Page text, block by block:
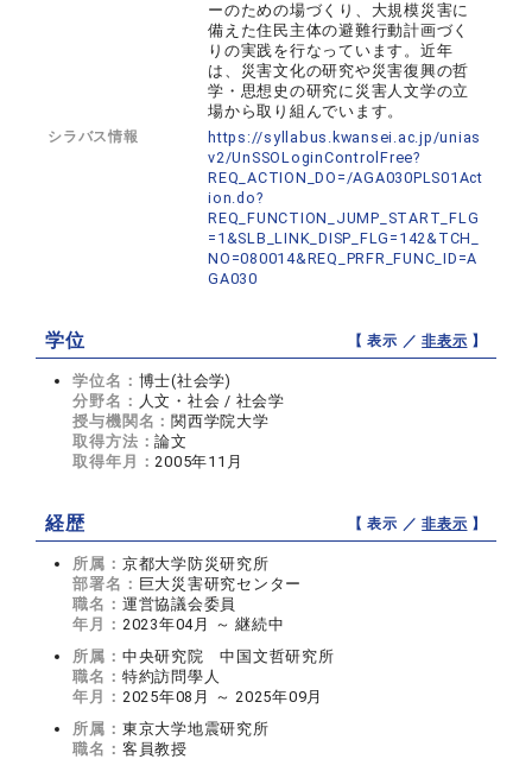
ーのための場づくり、大規模災害に
備えた住民主体の避難行動計画づく
りの実践を行なっています。近年
は、災害文化の研究や災害復興の哲
学・思想史の研究に災害人文学の立
場から取り組んでいます。
シラバス情報
https://syllabus.kwansei.ac.jp/unias
v2/UnSSOLoginControlFree?
REQ_ACTION_DO=/AGA030PLS01Act
ion.do?
REQ_FUNCTION_JUMP_START_FLG
=1&SLB_LINK_DISP_FLG=142&TCH_
NO=080014&REQ_PRFR_FUNC_ID=A
GA030
学位 【 表示 ／非表示 】
学位名： 博士(社会学)
分野名： 人文・社会 / 社会学
授与機関名： 関西学院大学
取得方法：論文
取得年月：2005年11月
経歴 【 表示 ／非表示 】
所属： 京都大学防災研究所
部署名： 巨大災害研究センター
職名： 運営協議会委員
年月： 2023年04月 ～ 継続中
所属： 中央研究院 中国文哲研究所
職名： 特約訪問學人
年月： 2025年08月 ～ 2025年09月
所属： 東京大学地震研究所
職名： 客員教授